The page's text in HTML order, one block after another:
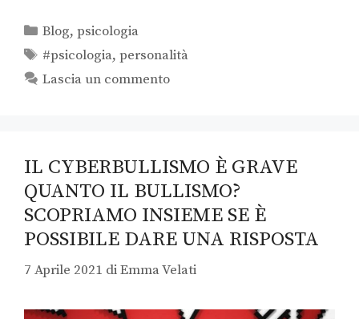
Blog,psicologia
#psicologia,personalità
Lascia un commento
IL CYBERBULLISMO È GRAVE
QUANTO IL BULLISMO?
SCOPRIAMO INSIEME SE È
POSSIBILE DARE UNA RISPOSTA
7 Aprile 2021 diEmma Velati